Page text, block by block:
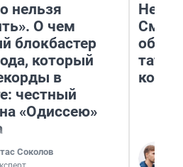
нельзя
О чем
блокбастер
который
в
честный
«Одиссею»
Соколов